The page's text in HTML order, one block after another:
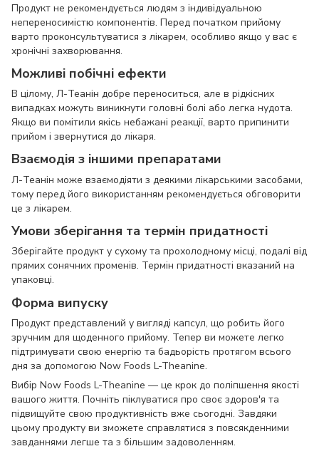
Продукт не рекомендується людям з індивідуальною
непереносимістю компонентів. Перед початком прийому
варто проконсультуватися з лікарем, особливо якщо у вас є
хронічні захворювання.
Можливі побічні ефекти
В цілому, Л-Теанін добре переноситься, але в рідкісних
випадках можуть виникнути головні болі або легка нудота.
Якщо ви помітили якісь небажані реакції, варто припинити
прийом і звернутися до лікаря.
Взаємодія з іншими препаратами
Л-Теанін може взаємодіяти з деякими лікарськими засобами,
тому перед його використанням рекомендується обговорити
це з лікарем.
Умови зберігання та термін придатності
Зберігайте продукт у сухому та прохолодному місці, подалі від
прямих сонячних променів. Термін придатності вказаний на
упаковці.
Форма випуску
Продукт представлений у вигляді капсул, що робить його
зручним для щоденного прийому. Тепер ви можете легко
підтримувати свою енергію та бадьорість протягом всього
дня за допомогою Now Foods L-Theanine.
Вибір Now Foods L-Theanine — це крок до поліпшення якості
вашого життя. Почніть піклуватися про своє здоров'я та
підвищуйте свою продуктивність вже сьогодні. Завдяки
цьому продукту ви зможете справлятися з повсякденними
завданнями легше та з більшим задоволенням.